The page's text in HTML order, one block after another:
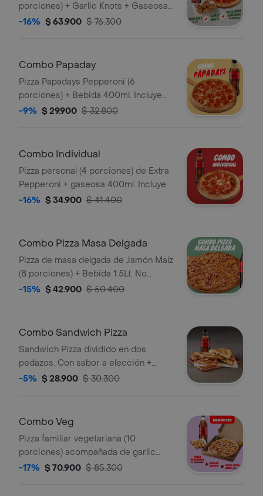
porciones) + Garlic Knots + Gaseosa
1,5L. Incluye Salsa de Ajo, Sazonador
-16% $ 63.900 $ 76.300
Combo Papaday
Pizza Papadays Pepperoni (6
porciones) + Bebida 400ml. Incluye
Salsa de Ajo, Sazonador Pimienta
-9% $ 29.900 $ 32.800
Combo Individual
Pizza personal (4 porciones) de Extra
Pepperoni + gaseosa 400ml. Incluye
Salsa de Ajo, Sazonador Pimienta
-16% $ 34.900 $ 41.400
Combo Pizza Masa Delgada
Pizza de masa delgada de Jamón Maíz
(8 porciones) + Bebida 1.5Lt. No
incluye salsa de ajo , llevala por
-15% $ 42.900 $ 50.400
Combo Sandwich Pizza
Sandwich Pizza dividido en dos
pedazos. Con sabor a elección +
Bebida 400ml. Incluye Salsa de Ajo,
-5% $ 28.900 $ 30.300
Combo Veg
Pizza familiar vegetariana (10
porciones) acompañada de garlic
knots y coca cola 1.5 litros. Incluye
-17% $ 70.900 $ 85.300